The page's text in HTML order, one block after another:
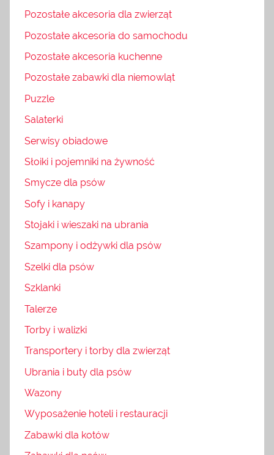
Pozostałe akcesoria dla zwierząt
Pozostałe akcesoria do samochodu
Pozostałe akcesoria kuchenne
Pozostałe zabawki dla niemowląt
Puzzle
Salaterki
Serwisy obiadowe
Słoiki i pojemniki na żywność
Smycze dla psów
Sofy i kanapy
Stojaki i wieszaki na ubrania
Szampony i odżywki dla psów
Szelki dla psów
Szklanki
Talerze
Torby i walizki
Transportery i torby dla zwierząt
Ubrania i buty dla psów
Wazony
Wyposażenie hoteli i restauracji
Zabawki dla kotów